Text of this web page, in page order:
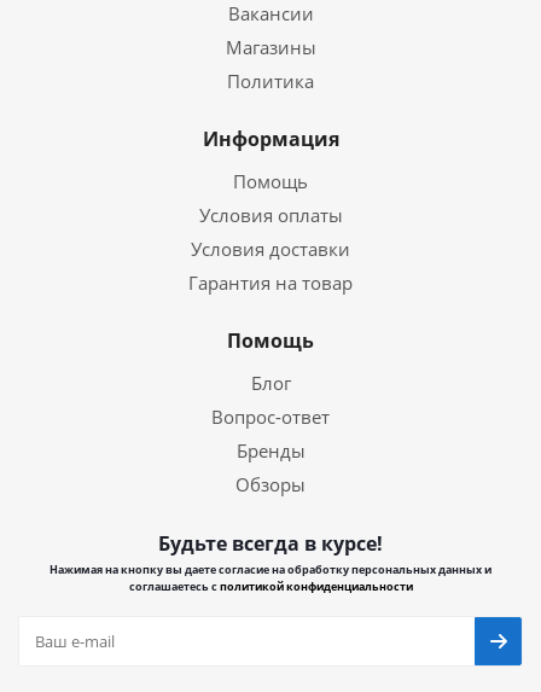
Вакансии
Магазины
Политика
Информация
Помощь
Условия оплаты
Условия доставки
Гарантия на товар
Помощь
Блог
Вопрос-ответ
Бренды
Обзоры
Будьте всегда в курсе!
Нажимая на кнопку вы даете согласие на обработку персональных данных и
соглашаетесь сполитикой конфиденциальности